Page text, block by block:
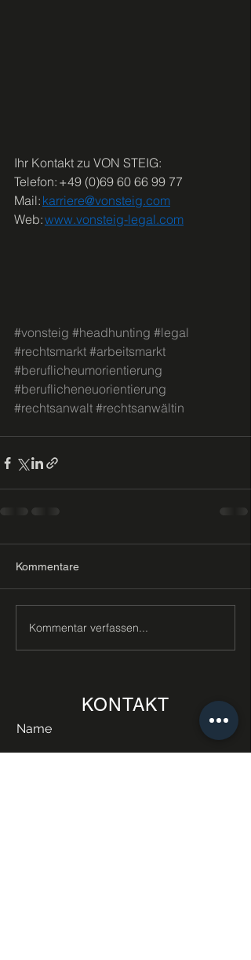
Ihr Kontakt zu VON STEIG:
Telefon: +49 (0)69 60 66 99 77
Mail: karriere@vonsteig.com
Web: www.vonsteig-legal.com
#vonsteig #headhunting #legal
#rechtsmarkt #arbeitsmarkt
#beruflicheumorientierung
#beruflicheneuorientierung
#rechtsanwalt #rechtsanwältin
Kommentare
Kommentar verfassen...
KONTAKT
Name